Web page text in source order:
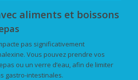
aliments et boissons
pas significativement
Vous pouvez prendre vos
ou un verre d’eau, afin de limiter
gastro-intestinales.